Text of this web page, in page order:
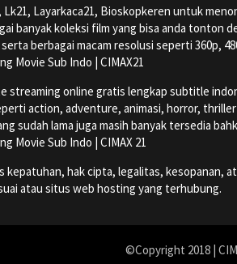
Lk21, Layarkaca21, Bioskopkeren untuk
banyak koleksi film yang bisa anda tonton
berbagai macam resolusi seperti 360p,
Movie Sub Indo | CIMAX21
streaming online gratis lengkap subtitle
action, adventure, animasi, horror,
sudah lama juga masih banyak tersedia
Movie Sub Indo | CIMAX 21
kepatuhan, hak cipta, legalitas, kesopanan,
atau situs web hosting yang terhubung.
©Copyright 2018 |